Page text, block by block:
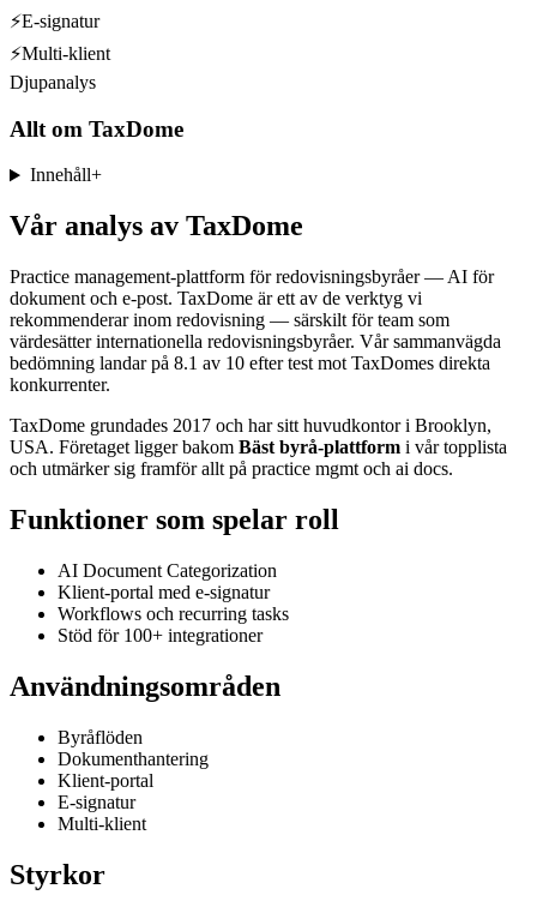
⚡E-signatur
⚡Multi-klient
Djupanalys
Allt om TaxDome
Innehåll+
Vår analys av TaxDome
Practice management-plattform för redovisningsbyråer — AI för
dokument och e-post. TaxDome är ett av de verktyg vi
rekommenderar inom redovisning — särskilt för team som
värdesätter internationella redovisningsbyråer. Vår sammanvägda
bedömning landar på 8.1 av 10 efter test mot TaxDomes direkta
konkurrenter.
TaxDome grundades 2017 och har sitt huvudkontor i Brooklyn,
USA. Företaget ligger bakom Bäst byrå-plattform i vår topplista
och utmärker sig framför allt på practice mgmt och ai docs.
Funktioner som spelar roll
AI Document Categorization
Klient-portal med e-signatur
Workflows och recurring tasks
Stöd för 100+ integrationer
Användningsområden
Byråflöden
Dokumenthantering
Klient-portal
E-signatur
Multi-klient
Styrkor